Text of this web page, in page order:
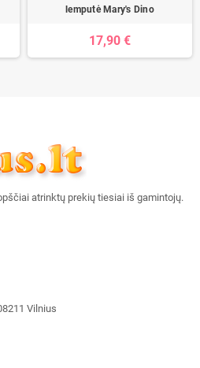
lemputė Mary's Dino
17,90 €
atrinktų prekių tiesiai iš gamintojų.
Vilnius